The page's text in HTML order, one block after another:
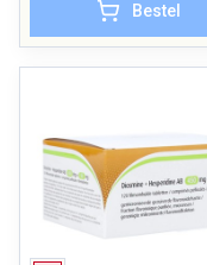
Bestel